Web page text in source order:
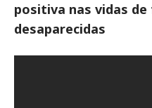
positiva nas vidas
desaparecidas